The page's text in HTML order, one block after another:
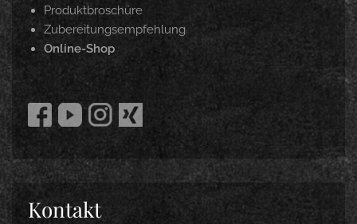
Produktbroschüre
Zubereitungsempfehlung
Online-Shop
Kontakt